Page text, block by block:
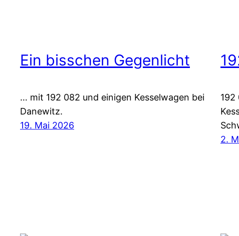
Ein bisschen Gegenlicht
… mit 192 082 und einigen Kesselwagen bei
Danewitz.
19. Mai 2026
192
2.